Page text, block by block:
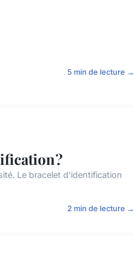
5 min de lecture →
?
Le bracelet d'identification
2 min de lecture →